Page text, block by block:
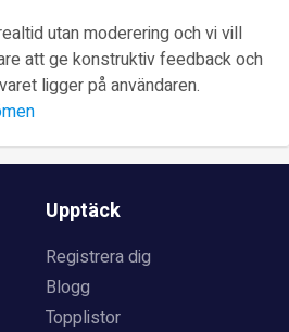
utan moderering och vi vill
att ge konstruktiv feedback och
ligger på användaren.
Upptäck
Registrera dig
Blogg
Topplistor